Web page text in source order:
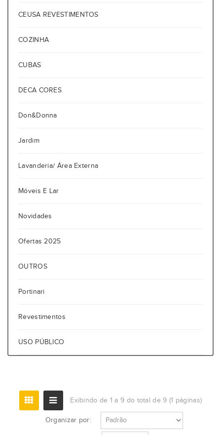
CEUSA REVESTIMENTOS
COZINHA
CUBAS
DECA CORES
Don&Donna
Jardim
Lavanderia/ Área Externa
Móveis E Lar
Novidades
Ofertas 2025
OUTROS
Portinari
Revestimentos
USO PÚBLICO
Exibindo de 1 a 9 do total de 9 (1 páginas)
Organizar por: